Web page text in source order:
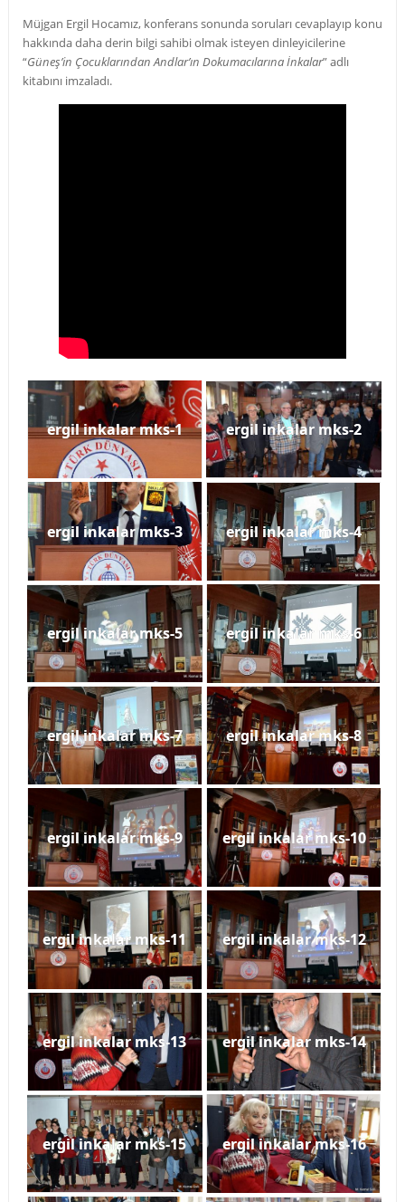
Müjgan Ergil Hocamız, konferans sonunda soruları cevaplayıp konu
hakkında daha derin bilgi sahibi olmak isteyen dinleyicilerine
“Güneş’in Çocuklarından Andlar’ın Dokumacılarına İnkalar” adlı
kitabını imzaladı.
ergil inkalar mks-1 ergil inkalar mks-2
ergil inkalar mks-3 ergil inkalar mks-4
ergil inkalar mks-5 ergil inkalar mks-6
ergil inkalar mks-7 ergil inkalar mks-8
ergil inkalar mks-9 ergil inkalar mks-10
ergil inkalar mks-11 ergil inkalar mks-12
ergil inkalar mks-13 ergil inkalar mks-14
ergil inkalar mks-15 ergil inkalar mks-16